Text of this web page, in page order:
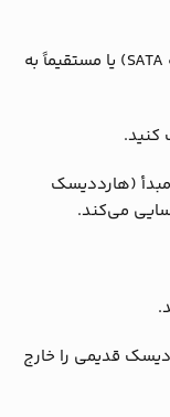
SSD جدید را از طریق USB (با آداپتور USB به SATA) یا مستقیماً به
مبدأ (هارددیسک
قدیمی را خارج